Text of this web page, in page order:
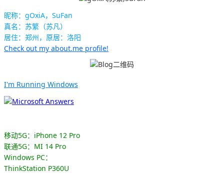
昵称：gOxiA，SuFan
真名：苏繁（苏凡）
居住：郑州，原居：洛阳
Check out my about.me profile!
I'm Running Windows
移动5G：iPhone 12 Pro
联通5G：MI 14 Pro
Windows PC：
ThinkStation P360U